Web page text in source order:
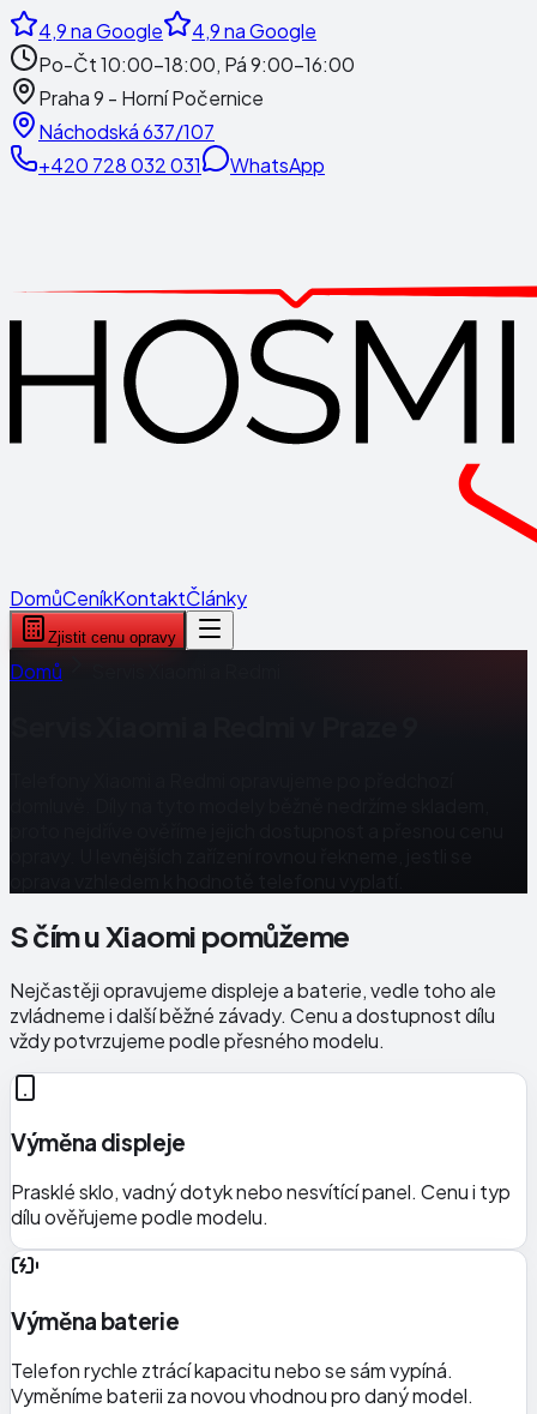
4,9na Google 4,9na Google
Po-Čt 10:00-18:00, Pá 9:00-16:00
Praha 9 - Horní Počernice
Náchodská 637/107
+420 728 032 031
WhatsApp
DomůCeníkKontaktČlánky
Zjistit cenu opravy
Domů
S čím u Xiaomi pomůžeme
Nejčastěji opravujeme displeje a baterie, vedle toho ale
zvládneme i další běžné závady. Cenu a dostupnost dílu
vždy potvrzujeme podle přesného modelu.
Výměna displeje
Prasklé sklo, vadný dotyk nebo nesvítící panel. Cenu i typ
dílu ověřujeme podle modelu.
Výměna baterie
Telefon rychle ztrácí kapacitu nebo se sám vypíná.
Vyměníme baterii za novou vhodnou pro daný model.